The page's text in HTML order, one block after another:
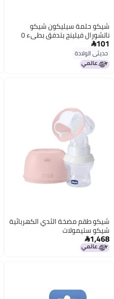
شيكو حلمة سيليكون شيكو
ناتشورال فيلينج بتدفق بطيء 0
شهر+ × 1
101
حديثي الولادة
شيكو طقم مضخة الثدي الكهربائية
شيكو ستيمولات
1,468